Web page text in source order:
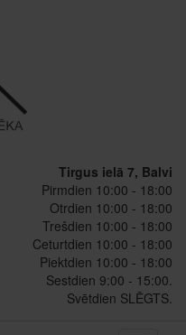
Tirgus ielā 7, Balvi
Pirmdien 10:00 - 18:00
Otrdien 10:00 - 18:00
Trešdien 10:00 - 18:00
Ceturtdien 10:00 - 18:00
Piektdien 10:00 - 18:00
Sestdien 9:00 - 15:00.
Svētdien SLĒGTS.